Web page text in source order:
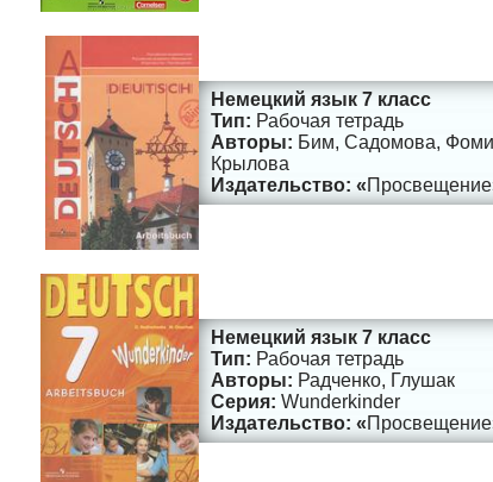
Немецкий язык 7 класс
Рабочая тетрадь
Бим, Садомова,
Крылова
Просвещение
Немецкий язык 7 класс
Рабочая тетрадь
Радченко, Глушак
Wunderkinder
Просвещение